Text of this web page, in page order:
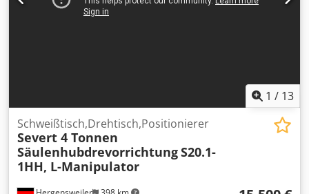
1 / 13
Schweißtisch,Drehtisch,Positionierer
Severt 4 Tonnen
SäulenhubdrevorrichtungS20.1-
1HH, L-Manipulator